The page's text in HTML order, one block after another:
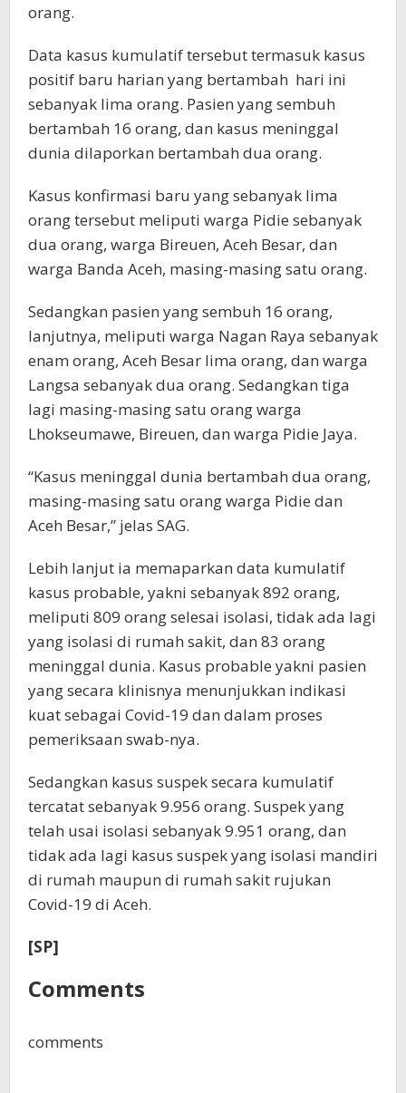
orang.
Data kasus kumulatif tersebut termasuk kasus
positif baru harian yang bertambah hari ini
sebanyak lima orang. Pasien yang sembuh
bertambah 16 orang, dan kasus meninggal
dunia dilaporkan bertambah dua orang.
Kasus konfirmasi baru yang sebanyak lima
orang tersebut meliputi warga Pidie sebanyak
dua orang, warga Bireuen, Aceh Besar, dan
warga Banda Aceh, masing-masing satu orang.
Sedangkan pasien yang sembuh 16 orang,
lanjutnya, meliputi warga Nagan Raya sebanyak
enam orang, Aceh Besar lima orang, dan warga
Langsa sebanyak dua orang. Sedangkan tiga
lagi masing-masing satu orang warga
Lhokseumawe, Bireuen, dan warga Pidie Jaya.
“Kasus meninggal dunia bertambah dua orang,
masing-masing satu orang warga Pidie dan
Aceh Besar,” jelas SAG.
Lebih lanjut ia memaparkan data kumulatif
kasus probable, yakni sebanyak 892 orang,
meliputi 809 orang selesai isolasi, tidak ada lagi
yang isolasi di rumah sakit, dan 83 orang
meninggal dunia. Kasus probable yakni pasien
yang secara klinisnya menunjukkan indikasi
kuat sebagai Covid-19 dan dalam proses
pemeriksaan swab-nya.
Sedangkan kasus suspek secara kumulatif
tercatat sebanyak 9.956 orang. Suspek yang
telah usai isolasi sebanyak 9.951 orang, dan
tidak ada lagi kasus suspek yang isolasi mandiri
di rumah maupun di rumah sakit rujukan
Covid-19 di Aceh.
[SP]
Comments
comments